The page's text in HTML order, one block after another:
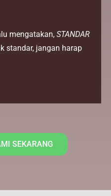
mengatakan, STANDAR
standar, jangan harap
SEKARANG